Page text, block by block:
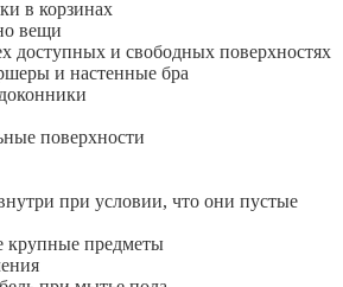
в корзинах
вещи
доступных и свободных поверхностях
и настенные бра
поверхности
при условии, что они пустые
крупные предметы